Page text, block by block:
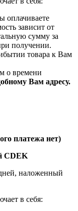
зависит от
сумму за
получении.
товара к Вам
о времени
Вам адресу.
платежа нет)
CDEK
наложенный
в себя: